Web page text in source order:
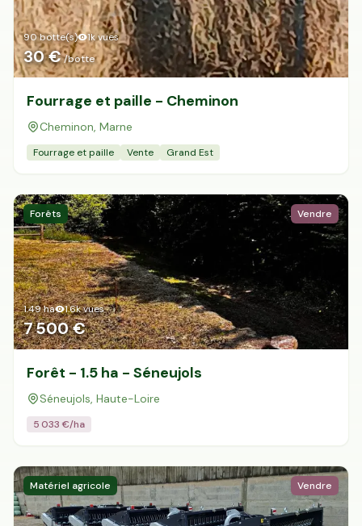
90 botte(s) 1kvues
30 €/botte
Fourrage et paille - Cheminon
Cheminon, Marne
Fourrage et paille Vente Grand Est
Forêts Vendre
1.49ha 1.6kvues
7 500 €
Forêt - 1.5 ha - Séneujols
Séneujols, Haute-Loire
5 033€/ha
Matériel agricole Vendre